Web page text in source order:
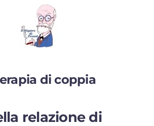
di coppia
relazione di